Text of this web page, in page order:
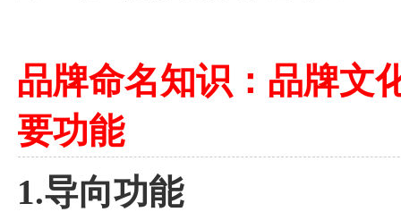
品牌命名知识：品牌文
要功能
1.导向功能